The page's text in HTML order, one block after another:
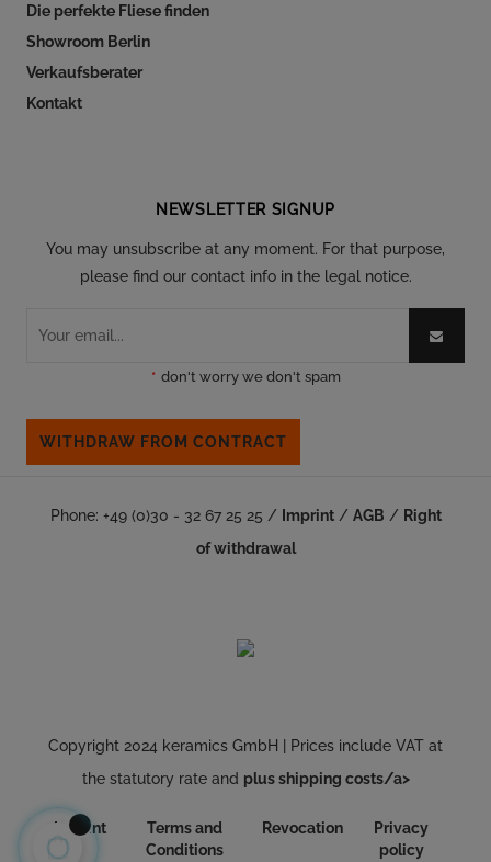
Die perfekte Fliese finden
Showroom Berlin
Verkaufsberater
Kontakt
NEWSLETTER SIGNUP
You may unsubscribe at any moment. For that purpose,
please find our contact info in the legal notice.
* don't worry we don't spam
WITHDRAW FROM CONTRACT
Phone: +49 (0)30 - 32 67 25 25 / Imprint/ AGB / Right
of withdrawal
Copyright 2024 keramics GmbH | Prices include VAT at
the statutory rate and plus shipping costs/a>
Imprint
Terms and
Conditions
Revocation
Privacy
policy